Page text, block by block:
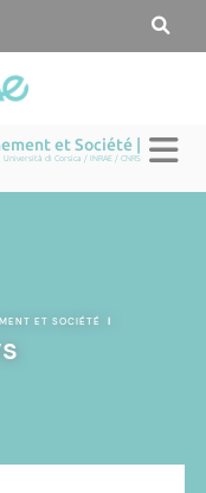
et Société |
Università di Corsica / INRAE / CNRS
ET SOCIÉTÉ |